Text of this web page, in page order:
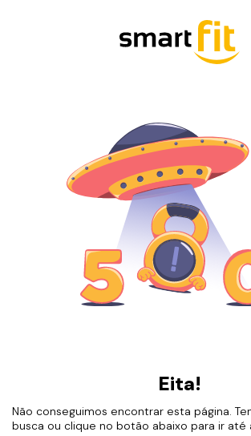
Eita!
Não conseguimos encontrar esta página.
busca ou clique no botão abaixo para ir até